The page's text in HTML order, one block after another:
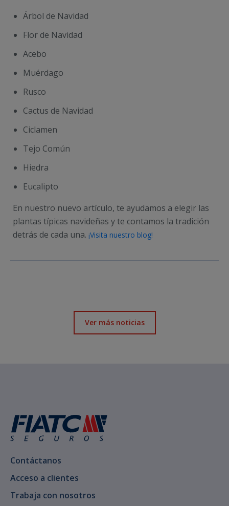
Árbol de Navidad
Flor de Navidad
Acebo
Muérdago
Rusco
Cactus de Navidad
Ciclamen
Tejo Común
Hiedra
Eucalipto
En nuestro nuevo artículo, te ayudamos a elegir las
plantas típicas navideñas y te contamos la tradición
detrás de cada una. ¡Visita nuestro blog!
Ver más noticias
Contáctanos
Acceso a clientes
Trabaja con nosotros